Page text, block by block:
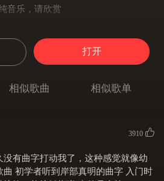
音乐，请欣赏
打开
相似歌曲 相似歌单
3910
没有曲字打动我了，这种感觉就像幼
曲 初学者听到岸部真明的曲字 入门时